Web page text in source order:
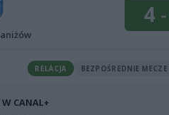
4 -
RELACJA BEZPOŚREDNIE MECZE
CANAL+